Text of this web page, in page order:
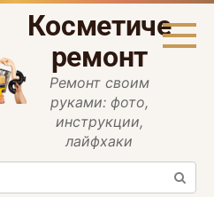
ремонт
Ремонт своим
руками: фото,
инструкции,
лайфхаки